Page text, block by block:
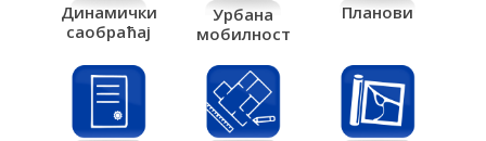
Динамички
саобраћај
Урбана
мобилност
Планови